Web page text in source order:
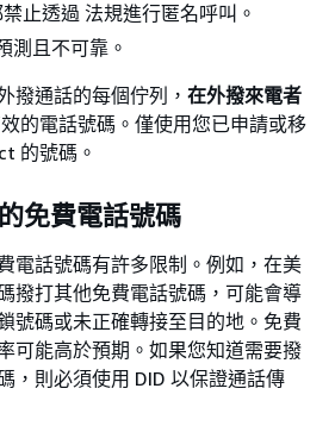
止透過 法規進行匿名呼叫。
測且不可靠。
撥通話的每個佇列， 在外撥來電者
的電話號碼。僅使用您已申請或移
的號碼。
免費電話號碼
電話號碼有許多限制。例如，在美
撥打其他免費電話號碼，可能會導
號碼或未正確轉接至目的地。免費
可能高於預期。如果您知道需要撥
，則必須使用 DID 以保證通話傳